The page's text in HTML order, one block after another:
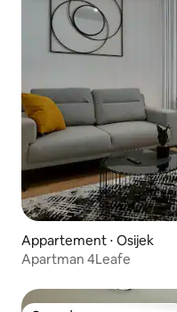
Appartement ⋅ Osijek
Apartman 4Leafe